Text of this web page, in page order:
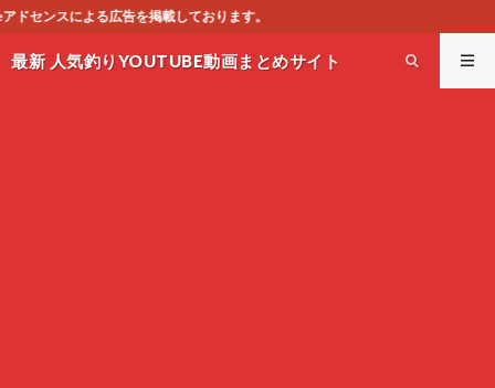
ります。
最新 人気釣りYOUTUBE動画まとめサイト